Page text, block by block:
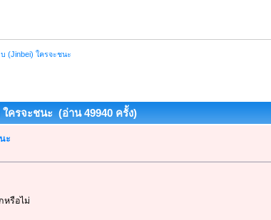
(Jinbei) ใครจะชนะ
ครจะชนะ (อ่าน 49940 ครั้ง)
ะ
หรือไม่